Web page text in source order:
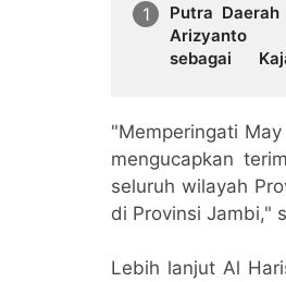
Putra Daerah
Arizyanto
sebagai
"Memperingati
mengucapkan
seluruh wilayah
di Provinsi Jambi,"
Lebih lanjut Al